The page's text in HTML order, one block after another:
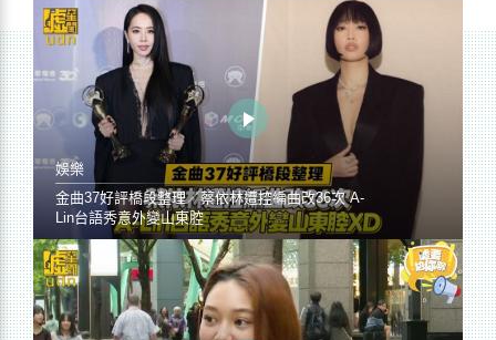
娛樂
金曲37好評橋段整理／蔡依林遭控編曲改36次 A-
Lin台語秀意外變山東腔